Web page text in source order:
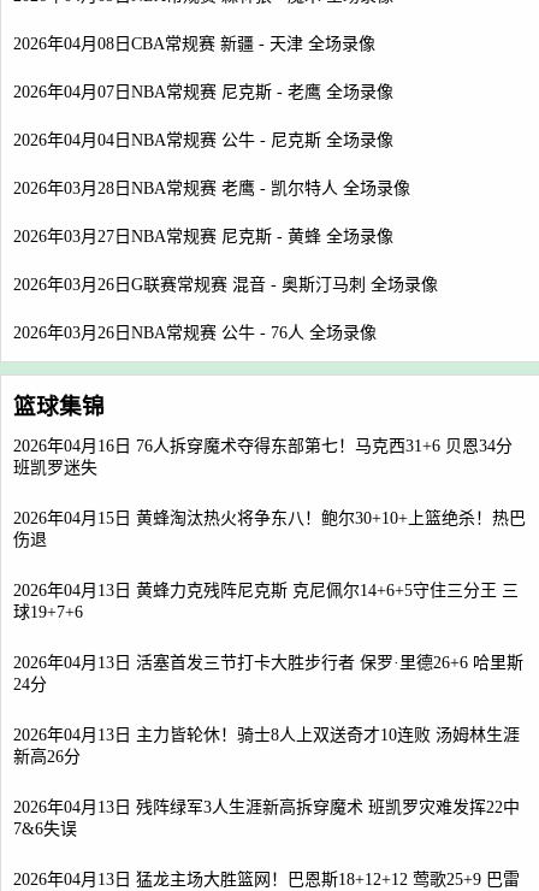
2026年04月08日CBA常规赛 新疆 - 天津 全场录像
2026年04月07日NBA常规赛 尼克斯 - 老鹰 全场录像
2026年04月04日NBA常规赛 公牛 - 尼克斯 全场录像
2026年03月28日NBA常规赛 老鹰 - 凯尔特人 全场录像
2026年03月27日NBA常规赛 尼克斯 - 黄蜂 全场录像
2026年03月26日G联赛常规赛 混音 - 奥斯汀马刺 全场录像
2026年03月26日NBA常规赛 公牛 - 76人 全场录像
篮球集锦
2026年04月16日 76人拆穿魔术夺得东部第七！马克西31+6 贝恩34分
班凯罗迷失
2026年04月15日 黄蜂淘汰热火将争东八！鲍尔30+10+上篮绝杀！热巴
伤退
2026年04月13日 黄蜂力克残阵尼克斯 克尼佩尔14+6+5守住三分王 三
球19+7+6
2026年04月13日 活塞首发三节打卡大胜步行者 保罗·里德26+6 哈里斯
24分
2026年04月13日 主力皆轮休！骑士8人上双送奇才10连败 汤姆林生涯
新高26分
2026年04月13日 残阵绿军3人生涯新高拆穿魔术 班凯罗灾难发挥22中
7&6失误
2026年04月13日 猛龙主场大胜篮网！巴恩斯18+12+12 莺歌25+9 巴雷